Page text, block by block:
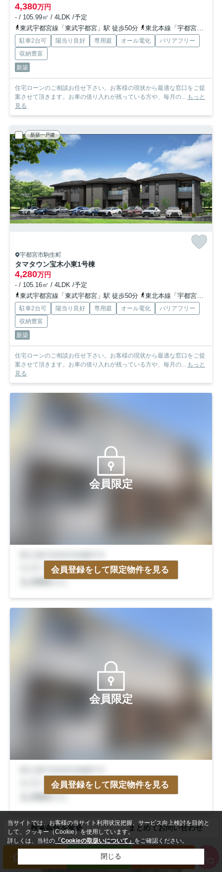
4,380万円
- / 105.99㎡ / 4LDK /予定
東武宇都宮線「東武宇都宮」駅 徒歩50分
東北本線「宇都宮」駅 徒歩68分
駐車2台可 陽当り良好 専用庭 オール電化
バリアフリー
収納豊富
新築
住宅ローンのご相談お任せ下さい。お客様の現状から最適な窓口をご提
案させて頂きます。お車の借り入れが残っている方や、毎月の... もっと
見る
新築一戸建
宇都宮市駒生町
タマタウン宝木小東1号棟
4,280万円
- / 105.16㎡ / 4LDK /予定
東武宇都宮線「東武宇都宮」駅 徒歩50分
東北本線「宇都宮」駅 徒歩68分
駐車2台可 陽当り良好 専用庭 オール電化
バリアフリー
収納豊富
新築
住宅ローンのご相談お任せ下さい。お客様の現状から最適な窓口をご提
案させて頂きます。お車の借り入れが残っている方や、毎月の... もっと
見る
会員限定
会員登録をして限定物件を見る
会員限定
会員登録をして限定物件を見る
中古一戸建
検索条件を変更 まとめてお問い合わせ
売りたい方
当サイトでは、お客様の当サイト利用状況把握、サービス向上検討を目的と
して、クッキー（Cookie）を使用しています。
詳しくは、当社の 「Cookieの取扱いについて」 をご確認ください。
閉じる